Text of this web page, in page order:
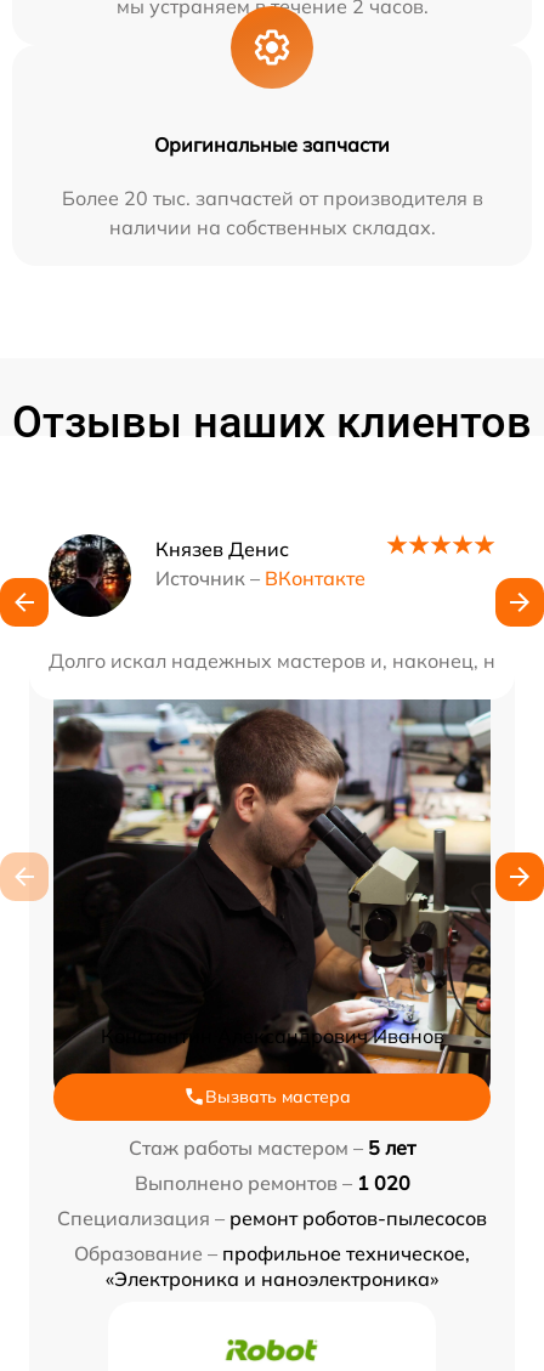
мы устраняем в течение 2 часов.
Оригинальные запчасти
Более 20 тыс. запчастей от производителя в
наличии на собственных складах.
Отзывы наших клиентов
Князев Денис
Источник – ВКонтакте
Долго искал надежных мастеров и, наконец,
Наши мастера
Константин Александрович Иванов
Вызвать мастера
Стаж работы мастером – 5 лет
Выполнено ремонтов – 1 020
Специализация – ремонт роботов-пылесосов
Образование – профильное техническое,
«Электроника и наноэлектроника»